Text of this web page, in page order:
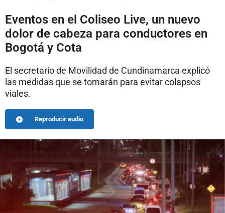
Eventos en el Coliseo Live, un nuevo
dolor de cabeza para conductores en
Bogotá y Cota
El secretario de Movilidad de Cundinamarca explicó
las medidas que se tomarán para evitar colapsos
viales.
Reproducir audio